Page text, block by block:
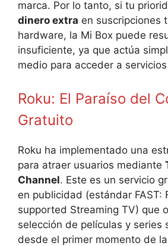
marca. Por lo tanto, si tu
dinero extra en suscripciones
hardware, la Mi Box puede
insuficiente, ya que actúa
medio para acceder a
Roku: El Paraíso del
Gratuito
Roku ha implementado una
para atraer usuarios mediante
Channel. Este es un servicio
en publicidad (estándar FAST:
supported Streaming TV) que
selección de películas y series
desde el primer momento de